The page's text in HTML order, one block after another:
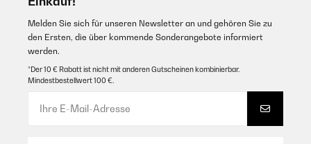
Melden Sie sich für unseren Newsletter an und gehören Sie zu
den Ersten, die über kommende Sonderangebote informiert
werden.
*Der 10 € Rabatt ist nicht mit anderen Gutscheinen kombinierbar.
Mindestbestellwert 100 €.